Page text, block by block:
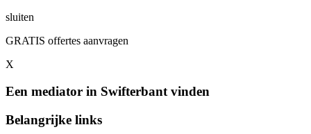
sluiten
GRATIS offertes aanvragen
X
Een mediator in Swifterbant vinden
Belangrijke links